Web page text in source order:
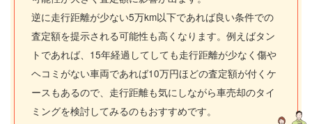
逆に走行距離が少ない5万km以下であれば良い条件での
査定額を提示される可能性も高くなります。例えばタン
トであれば、15年経過してしても走行距離が少なく傷や
ヘコミがない車両であれば10万円ほどの査定額が付くケ
ースもあるので、走行距離も気にしながら車売却のタイ
ミングを検討してみるのもおすすめです。